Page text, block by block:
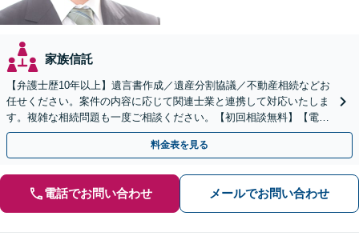
家族信託
【弁護士歴10年以上】遺言書作成／遺産分割協議／不動産相続などお
任せください。案件の内容に応じて関連士業と連携して対応いたしま
す。複雑な相続問題も一度ご相談ください。【初回相談無料】【電話
相談可】
料金表を見る
電話でお問い合わせ メールでお問い合わせ